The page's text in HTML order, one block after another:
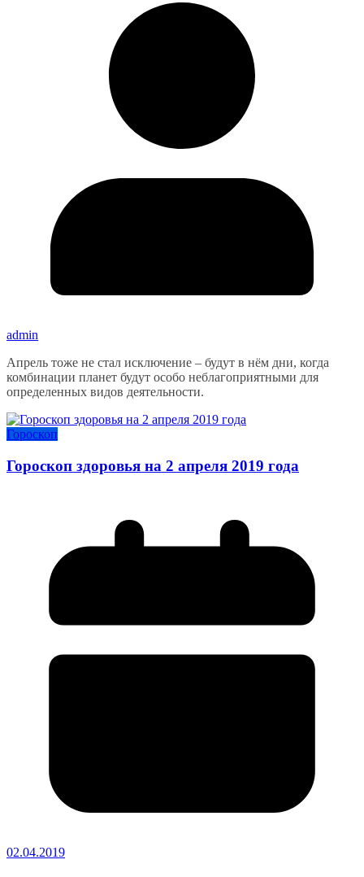
admin
Апрель тоже не стал исключение – будут в нём дни, когда
комбинации планет будут особо неблагоприятными для
определенных видов деятельности.
Гороскоп
Гороскоп здоровья на 2 апреля 2019 года
02.04.2019